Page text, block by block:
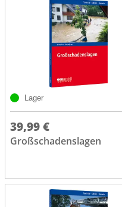
Lager
39,99 €
Großschadenslagen